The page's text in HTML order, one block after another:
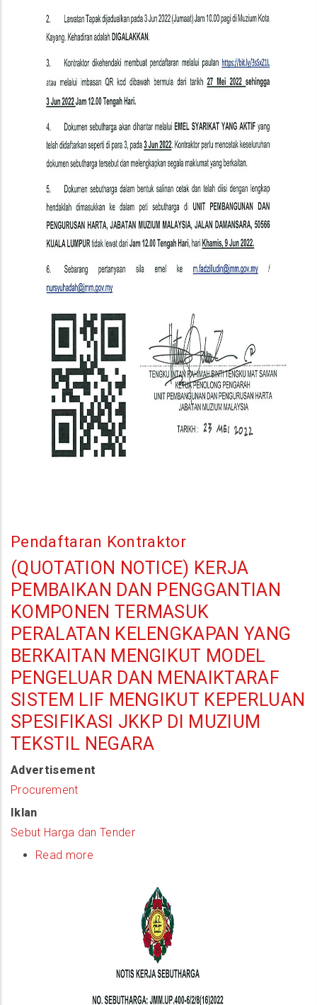
Pendaftaran Kontraktor
(QUOTATION NOTICE) KERJA
PEMBAIKAN DAN PENGGANTIAN
KOMPONEN TERMASUK
PERALATAN KELENGKAPAN YANG
BERKAITAN MENGIKUT MODEL
PENGELUAR DAN MENAIKTARAF
SISTEM LIF MENGIKUT KEPERLUAN
SPESIFIKASI JKKP DI MUZIUM
TEKSTIL NEGARA
Advertisement
Procurement
Iklan
Sebut Harga dan Tender
Read more
Pembaikan
Penggantian
Komponen